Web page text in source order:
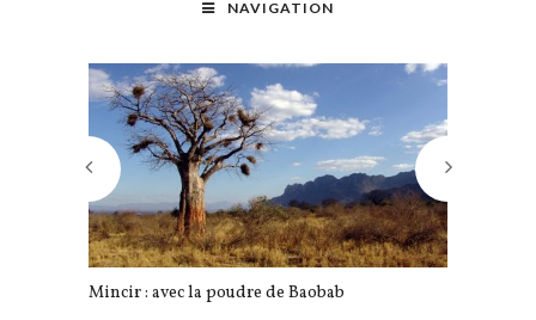
NAVIGATION
Mincir : avec la poudre de Baobab